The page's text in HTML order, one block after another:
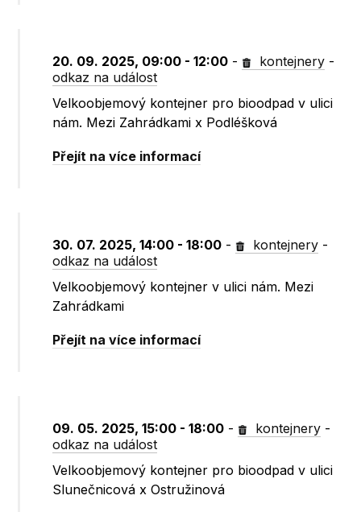
20. 09. 2025, 09:00 - 12:00 - kontejnery -
odkaz na událost
Velkoobjemový kontejner pro bioodpad v ulici
nám. Mezi Zahrádkami x Podléšková
Přejít na více informací
30. 07. 2025, 14:00 - 18:00 - kontejnery -
odkaz na událost
Velkoobjemový kontejner v ulici nám. Mezi
Zahrádkami
Přejít na více informací
09. 05. 2025, 15:00 - 18:00 - kontejnery -
odkaz na událost
Velkoobjemový kontejner pro bioodpad v ulici
Slunečnicová x Ostružinová